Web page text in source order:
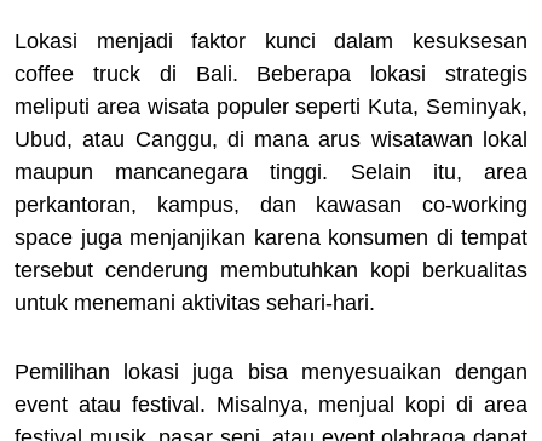
Lokasi menjadi faktor kunci dalam kesuksesan
coffee truck di Bali. Beberapa lokasi strategis
meliputi area wisata populer seperti Kuta, Seminyak,
Ubud, atau Canggu, di mana arus wisatawan lokal
maupun mancanegara tinggi. Selain itu, area
perkantoran, kampus, dan kawasan co-working
space juga menjanjikan karena konsumen di tempat
tersebut cenderung membutuhkan kopi berkualitas
untuk menemani aktivitas sehari-hari.
Pemilihan lokasi juga bisa menyesuaikan dengan
event atau festival. Misalnya, menjual kopi di area